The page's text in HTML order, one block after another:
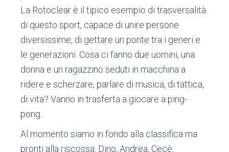
La Rotoclear è il tipico esempio di trasversalità
di questo sport, capace di unire persone
diversissime, di gettare un ponte tra i generi e
le generazioni. Cosa ci fanno due uomini, una
donna e un ragazzino seduti in macchina a
ridere e scherzare, parlare di musica, di tattica,
di vita? Vanno in trasferta a giocare a ping-
pong.
Al momento siamo in fondo alla classifica ma
pronti alla riscossa. Dino, Andrea, Cecè: